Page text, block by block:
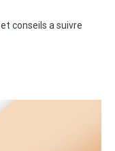
conseils a suivre